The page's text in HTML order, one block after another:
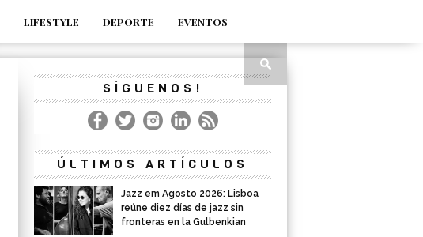
LIFESTYLE DEPORTE
EVENTOS
SÍGUENOS!
ÚLTIMOS ARTÍCULOS
Jazz em Agosto 2026: Lisboa
reúne diez días de jazz sin
fronteras en la Gulbenkian